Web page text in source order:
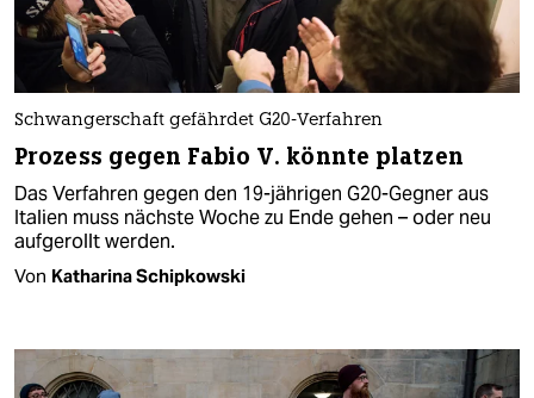
Schwangerschaft gefährdet G20-Verfahren
Prozess gegen Fabio V. könnte platzen
Das Verfahren gegen den 19-jährigen G20-Gegner aus
Italien muss nächste Woche zu Ende gehen – oder neu
aufgerollt werden.
Von Katharina Schipkowski